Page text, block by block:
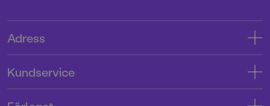
Adress
Kundservice